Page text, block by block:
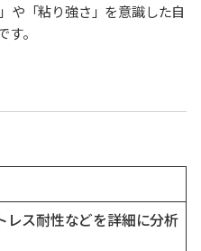
や「粘り強さ」を意識した自
。
レス耐性などを詳細に分析